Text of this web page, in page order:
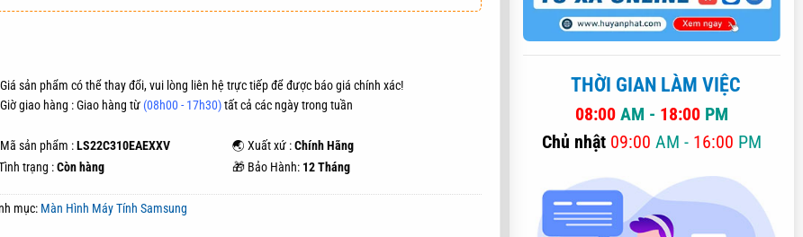
THỜI GIAN LÀM VIỆC
08:00 AM - 18:00 PM
Chủ nhật 09:00 AM - 16:00 PM
sản phẩm có thể thay đổi, vui lòng liên hệ trực tiếp để được báo giá chính xác!
giao hàng : Giao hàng từ (08h00 - 17h30)tất cả các ngày trong tuần
sản phẩm :LS22C310EAEXXV 🌏 Xuất xứ :Chính Hãng
trạng :Còn hàng 🎁 Bảo Hành: 12 Tháng
mục: Màn Hình Máy Tính Samsung